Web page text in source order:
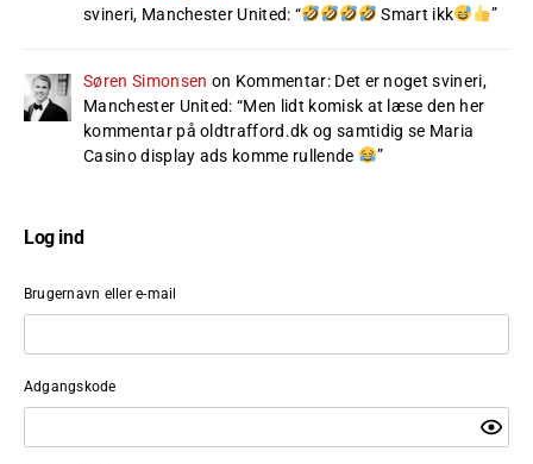
svineri, Manchester United: “ Smart ikk ”
Søren Simonsen on Kommentar: Det er noget svineri,
Manchester United: “Men lidt komisk at læse den her
kommentar på oldtrafford.dk og samtidig se Maria
Casino display ads komme rullende
”
Log ind
Brugernavn eller e-mail
Adgangskode